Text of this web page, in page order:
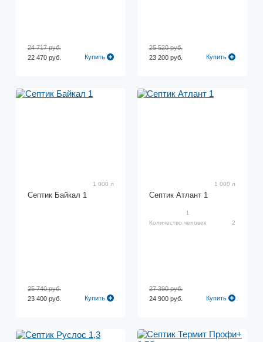
22 470 руб.
24 717 руб.
Купить
23 200 руб.
25 520 руб.
Купить
1 000 л
Септик Байкал 1
23 400 руб.
25 740 руб.
Купить
1 000 л
Септик Атлант 1
1
Количество человек 2
24 900 руб.
27 390 руб.
Купить